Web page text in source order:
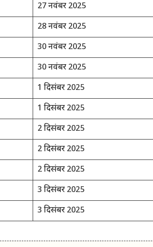
27 नवंबर 2025
28 नवंबर 2025
30 नवंबर 2025
30 नवंबर 2025
1 दिसंबर 2025
1 दिसंबर 2025
2 दिसंबर 2025
2 दिसंबर 2025
2 दिसंबर 2025
3 दिसंबर 2025
3 दिसंबर 2025